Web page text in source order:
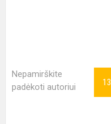
Nepamirškite
padėkoti autoriui
13